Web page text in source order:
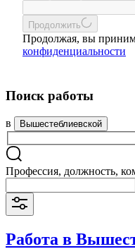
Продолжить
Продолжая, вы
конфиденциальности
Поиск работы
в Вышестеблиевской
Профессия, должность,
Работа в